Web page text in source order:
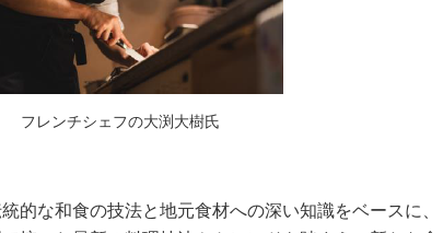
フレンチシェフの大渕大樹氏
的な和食の技法と地元食材への深い知識をベースに、